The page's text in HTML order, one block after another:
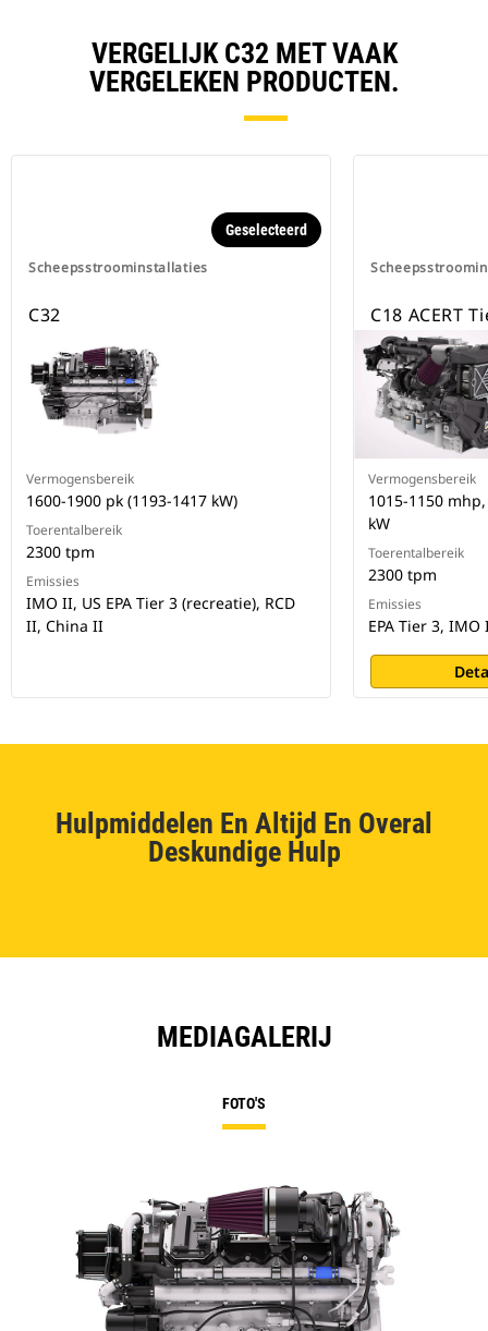
VERGELIJK C32 MET VAAK
VERGELEKEN PRODUCTEN.
Scheepsstroominstallaties
Geselecteerd
C32
Vermogensbereik
1600-1900 pk (1193-1417 kW)
Toerentalbereik
2300 tpm
Emissies
IMO II, US EPA Tier 3 (recreatie), RCD
II, China II
C18 ACERT
Vermogensbereik
1015-1150
kW
Toerentalbereik
2300 tpm
Emissies
EPA Tier 3, IMO
Hulpmiddelen En Altijd En Overal
Deskundige Hulp
MEDIAGALERIJ
FOTO'S